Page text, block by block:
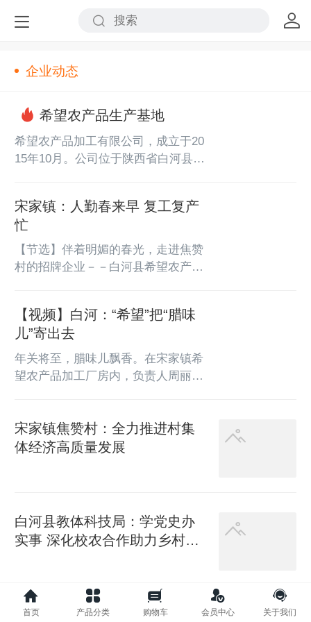
企业动态
希望农产品生产基地
希望农产品加工有限公司，成立于20
15年10月。公司位于陕西省白河县宋
小时车程。境内植被良好，无任何工
业污染，又是南水北调水源地之一，
是典型的山区农业县。公司结合产业
主食化及脱贫攻坚发展农村产业的实
加工主食、副食、速食等产品的龙头
企业。目前已征地28亩，已完成...
宋家镇：人勤春来早 复工复产
忙
【节选】伴着明媚的春光，走进焦赞
村的招牌企业－－白河县希望农产品
腾，六七名工人组成一条生产线，经
过打芡、捞粉、晾粉等多道工序，金
灿灿的红薯粉条便成型了。“多亏了
粉条厂，让我们这些劳动力不用出远
来美好生活的期待。凭借着质量过
硬、口碑好，合作社生产的红薯粉条
和洋芋粉在市...
【视频】白河：“希望”把“腊味
儿”寄出去
年关将至，腊味儿飘香。在宋家镇希
望农产品加工厂房内，负责人周丽已
儿”。走进希望农产品加工有限公司
风干棚内，一块块腊肉挂在棚顶，一
行称重、封装。【同期】白河县希望
农产品加工有限公司负责人：每年好
多在外地的朋友都要让我给他们寄一
宋家镇焦赞村：全力推进村集
体经济高质量发展
白河县教体科技局：学党史办
实事 深化校农合作助力乡村振
【爱国奋斗 建功立业】特色产
首页 产品分类 购物车 会员中心 关于我们